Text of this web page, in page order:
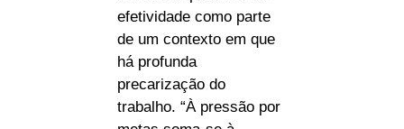
efetividade como parte
de um contexto em que
há profunda
precarização do
trabalho. “À pressão por